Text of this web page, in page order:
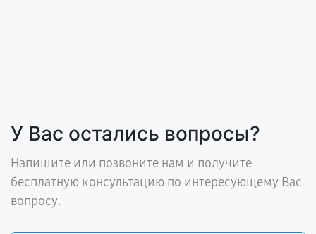
У Вас остались вопросы?
Напишите или позвоните нам и получите
бесплатную консультацию по интересующему Вас
вопросу.